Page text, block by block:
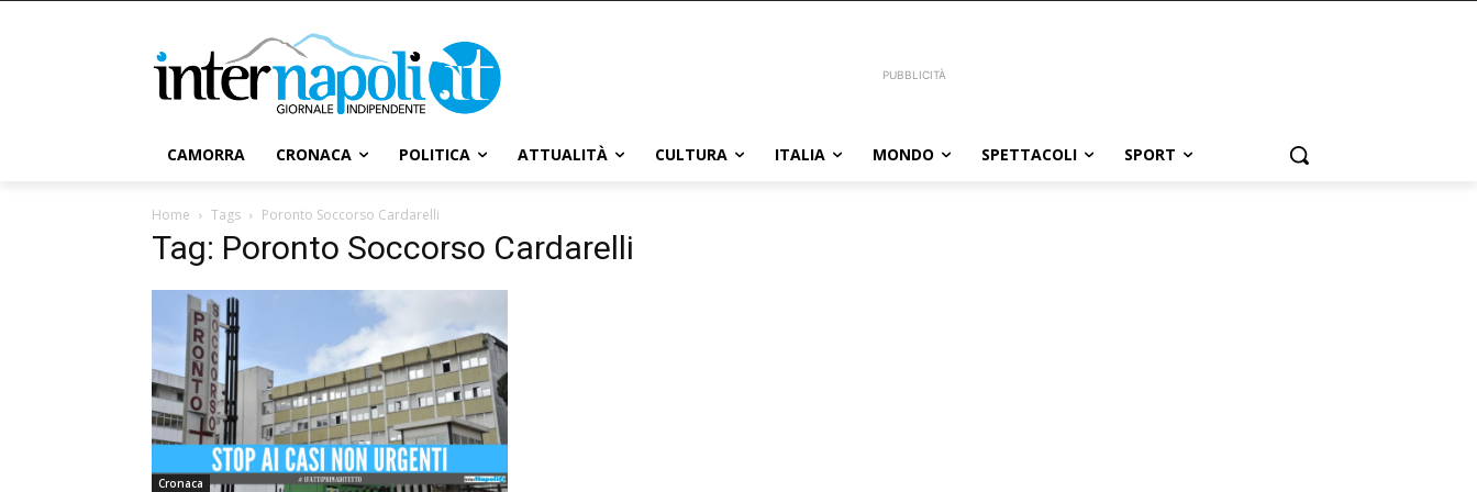
PUBBLICITÀ
CAMORRA CRONACA POLITICA ATTUALITÀ CULTURA ITALIA MONDO SPETTACOLI SPORT
Home Tags Poronto Soccorso Cardarelli
Tag: Poronto Soccorso Cardarelli
Cronaca